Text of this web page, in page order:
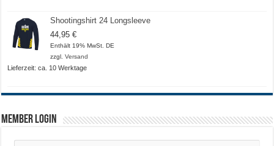
Shootingshirt 24 Longsleeve
44,95€
Enthält 19% MwSt. DE
zzgl.Versand
Lieferzeit: ca. 10 Werktage
Member Login